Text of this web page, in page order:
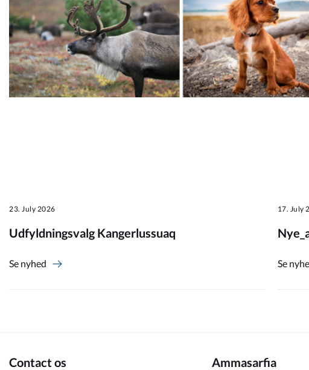
23. July 2026
Udfyldningsvalg Kangerlussuaq
Se nyhed
17. July
Se
Contact os Ammasarfia